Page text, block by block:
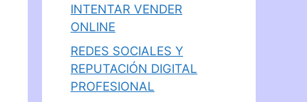
INTENTAR VENDER
ONLINE
REDES SOCIALES Y
REPUTACIÓN DIGITAL
PROFESIONAL